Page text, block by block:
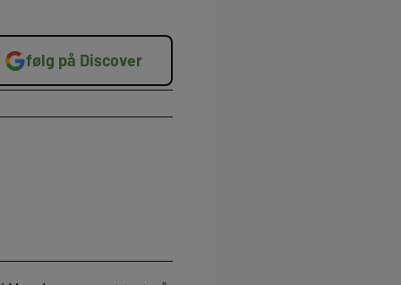
følg på Discover